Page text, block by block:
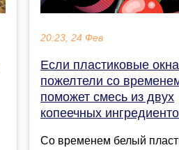
20:23, 24 Фев
Если пластиковые окна
пожелтели со
поможет смесь из двух
копеечных
Со временем белый